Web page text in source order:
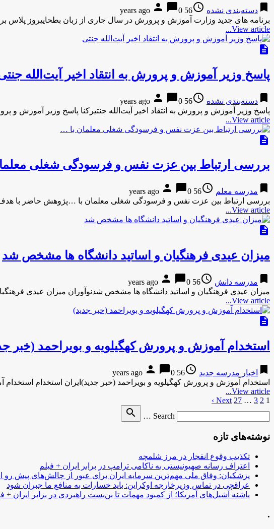
bookmark دسته‌بندی نشده access_time
56 years ago
person chat_bubble0
برنامه های جدید وزارت آموزش و پرورش در سال جاری از زبان بطحاییروز پلاس
View article...
description
پاسخ وزیر آموزش و پرورش به انتقاد اخیر آیت‌الله
bookmark دسته‌بندی نشده access_time
56 years ago
person chat_bubble0
پاسخ وزیر آموزش و پرورش به انتقاد اخیر آیت‌الله جنتیرکنا پاسخ وزیر آموزش و
View article...
description
بررسی ارتباط بین عزت نفس و فرسودگی شغلی
bookmark مدرسه معلم access_time
56 years ago
person chat_bubble0
بررسی ارتباط بین عزت نفس و فرسودگی شغلی معلمان با …پژوهش حاضر با
View article...
description
میزان عیدی فرهنگیان و اساتید دانشگاه ها مشخص شد
bookmark مدرسه دانش access_time
56 years ago
person chat_bubble0
میزان عیدی فرهنگیان و اساتید دانشگاه ها مشخص شدنوآوران میزان عیدی
View article...
description
استخدام آموزش و پرورش کهگیلویه و بویراحمد (خبر
bookmark اخبار مدرسه جدید access_time
56 years ago
person chat_bubble0
استخدام آموزش و پرورش کهگیلویه و بویراحمد (خبر جدید)ایران استخدام
View article...
صفحه‌بندی
1
2
3
…
27
Next ›
Search …
search
نوشته‌های تازه
تکذیب وقوع انفجار در مرز شلمچه
اعتراف رسانه صهیونیستی به ناکامی ترامپ در برابر ایران + فیلم
پزشکیان: وفاق ملی مهم‌ترین سرمایه ایران برای عبور از چالش‌های پیش
عراقچی در تماس وزیرخارجه اوکراین: باید خسارات به منافع ما جبران شود
پاشنه آشیل‌های آمریکا؛ از کمبود مهمات تا بن‌بست راهبردی در برابر ایران +
.